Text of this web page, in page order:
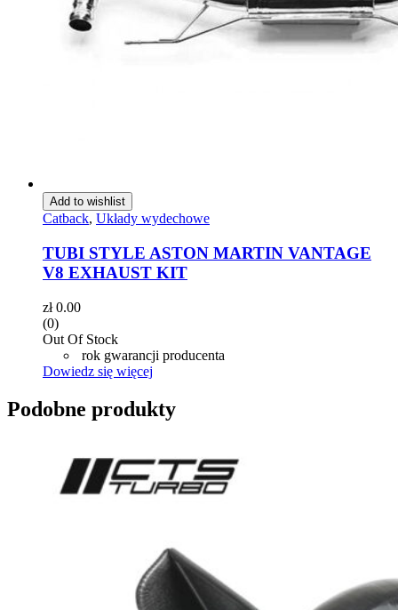
Add to wishlist
Catback, Układy wydechowe
TUBI STYLE ASTON MARTIN VANTAGE
V8 EXHAUST KIT
zł0.00
(0)
Out Of Stock
rok gwarancji producenta
Dowiedz się więcej
Podobne produkty